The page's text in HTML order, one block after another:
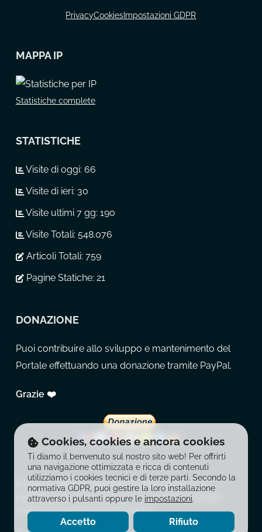
PrivacyCookies Impostazioni GDPR
MAPPA IP
Statistiche complete
STATISTICHE
Visite di oggi: 66
Visite di ieri: 30
Visite ultimi 7 gg: 190
Visite Totali: 548.076
Articoli Totali: 759
Pagine Statiche: 21
DONAZIONE
Puoi contribuire allo sviluppo e mantenimento del
Portale effettuando una donazione tramite PayPal.
Grazie ❤️
© 2026 La Balestra Moderna. È vietata la copia, la
pubblicazione, la riproduzione e la redistribuzione dei
contenuti in qualsiasi modo o forma.
Cookies, cookies e ancora cookies
Ti diamo il benvenuto sul nostro sito web! Per offrirti
una navigazione ottimizzata e ricca di contenuti
utilizziamo i cookies tecnici e di terze parti. Secondo la
normativa GDPR, puoi gestire la loro installazione
attraverso i pulsanti oppure le impostazioni.
Accetto Rifiuto